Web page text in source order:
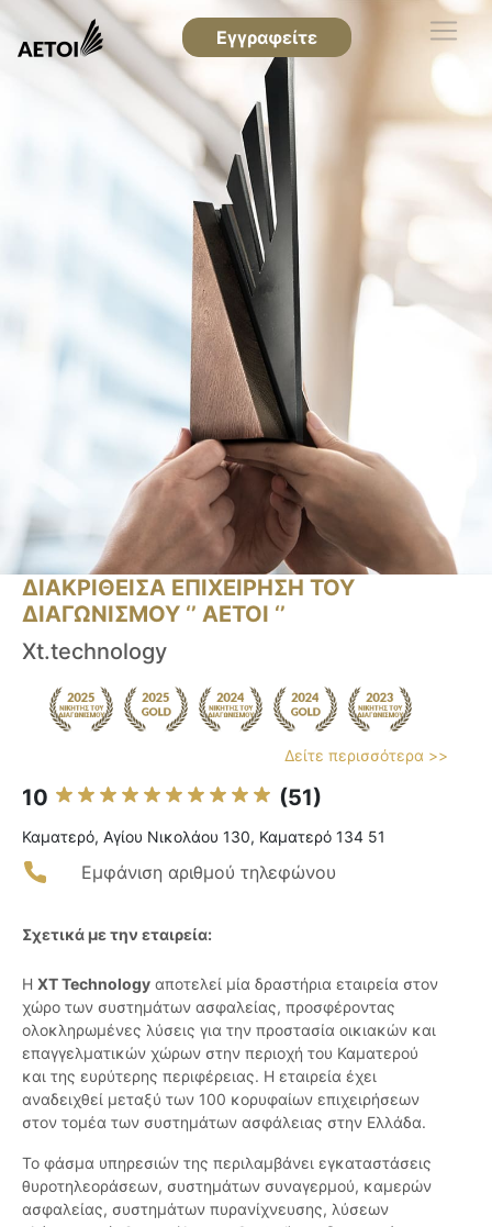
Εγγραφείτε
ΔΙΑΚΡΙΘΕΙΣΑ ΕΠΙΧΕΙΡΗΣΗ ΤΟΥ
ΔΙΑΓΩΝΙΣΜΟΥ ‘’ ΑΕΤΟΙ ‘’
Xt.technology
Δείτε περισσότερα >>
10 (51)
Καματερό, Αγίου Νικολάου 130, Καματερό 134 51
Εμφάνιση αριθμού τηλεφώνου
Σχετικά με την εταιρεία:
Η XT Technology αποτελεί μία δραστήρια εταιρεία στον
χώρο των συστημάτων ασφαλείας, προσφέροντας
ολοκληρωμένες λύσεις για την προστασία οικιακών και
επαγγελματικών χώρων στην περιοχή του Καματερού
και της ευρύτερης περιφέρειας. Η εταιρεία έχει
αναδειχθεί μεταξύ των 100 κορυφαίων επιχειρήσεων
στον τομέα των συστημάτων ασφάλειας στην Ελλάδα.
Το φάσμα υπηρεσιών της περιλαμβάνει εγκαταστάσεις
θυροτηλεοράσεων, συστημάτων συναγερμού, καμερών
ασφαλείας, συστημάτων πυρανίχνευσης, λύσεων